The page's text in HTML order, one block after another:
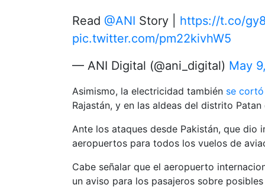
Read @ANI Story | https://t.co/
pic.twitter.com/pm22kivhW5
— ANI Digital (@ani_digital) May
Asimismo, la electricidad también se cortó
Rajastán, y en las aldeas del distrito
Ante los ataques desde Pakistán, que dio
aeropuertos para todos los vuelos de
Cabe señalar que el aeropuerto
un aviso para los pasajeros sobre